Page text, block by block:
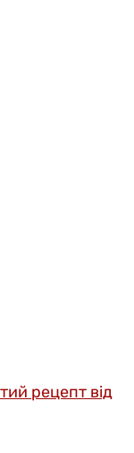
рецепт від